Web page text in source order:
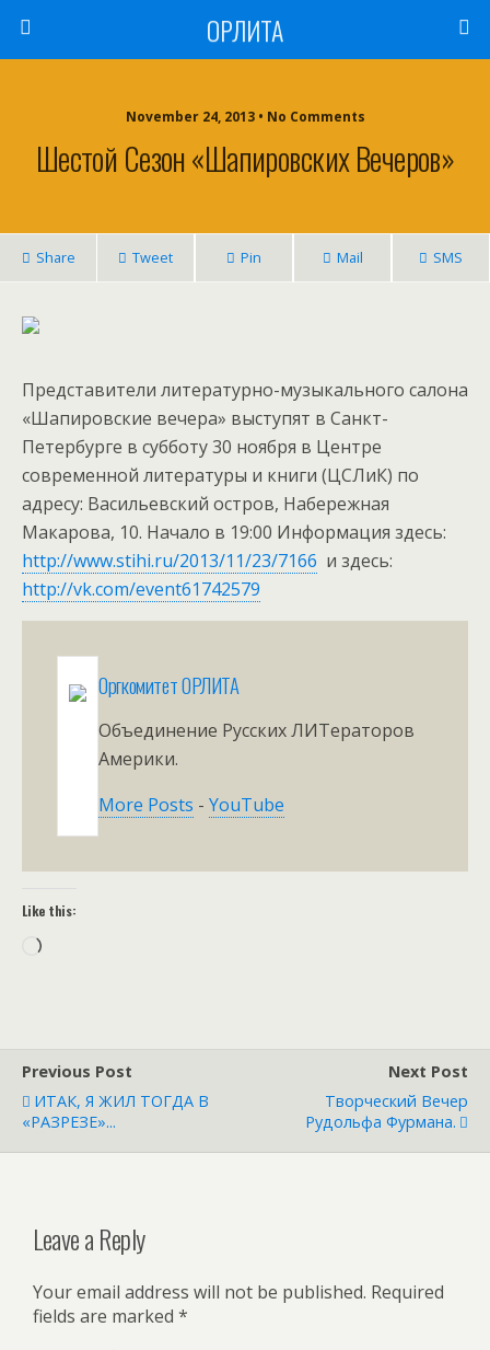
ОРЛИТА
November 24, 2013 • No Comments
Шестой Сезон «Шапировских Вечеров»
Share Tweet Pin Mail SMS
Представители литературно-музыкального салона
«Шапировские вечера» выступят в Санкт-
Петербурге в субботу 30 ноября в Центре
современной литературы и книги (ЦСЛиК) по
адресу: Васильевский остров, Набережная
Макарова, 10. Начало в 19:00 Информация здесь:
http://www.stihi.ru/2013/11/23/7166 и здесь:
http://vk.com/event61742579
Оргкомитет ОРЛИТА
Объединение Русских ЛИТераторов
Америки.
More Posts - YouTube
Like this:
Loading…
Previous Post
ИТАК, Я ЖИЛ ТОГДА В
«РАЗРЕЗЕ»...
Next Post
Творческий Вечер
Рудольфа Фурмана.
Leave a Reply
Your email address will not be published. Required
fields are marked *